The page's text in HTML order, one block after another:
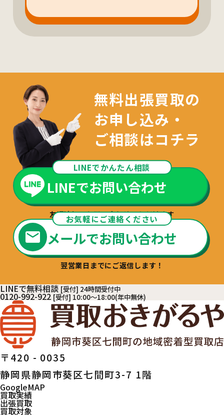
無料出張買取の
お申し込み・
ご相談はコチラ
LINEでかんたん相談
LINEでお問い合わせ
友達追加でお問い合わせいただけます
お気軽にご連絡ください
メールでお問い合わせ
翌営業日までにご返信します！
LINEで無料相談 [受付] 24時間受付中
0120-992-922 [受付] 10:00～18:00(年中無休)
〒420 - 0035
静岡県静岡市葵区七間町3-7 1階
GoogleMAP
買取実績
出張買取
買取対象